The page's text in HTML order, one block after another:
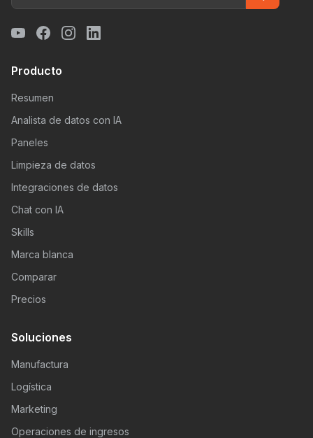
Producto
Resumen
Analista de datos con IA
Paneles
Limpieza de datos
Integraciones de datos
Chat con IA
Skills
Marca blanca
Comparar
Precios
Soluciones
Manufactura
Logística
Marketing
Operaciones de ingresos